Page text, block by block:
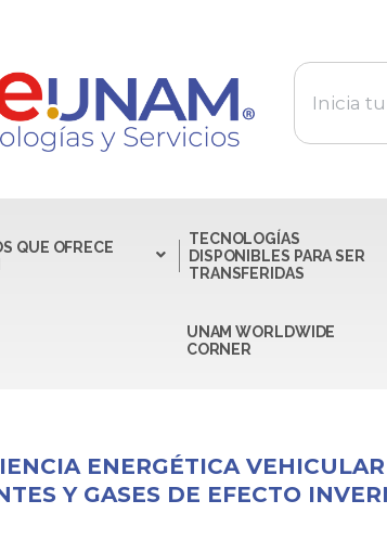
QUE OFRECE
TECNOLOGÍAS
DISPONIBLES PARA SER
TRANSFERIDAS
UNAM WORLDWIDE
CORNER
ENERGÉTICA
Y GASES DE EFECTO